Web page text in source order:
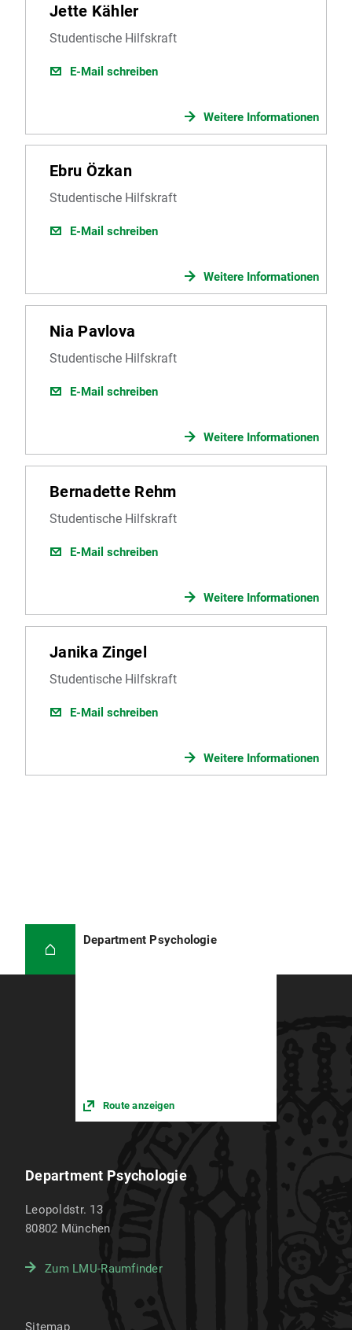
Jette Kähler
Studentische Hilfskraft
E-Mail schreiben
Weitere Informationen
Ebru Özkan
Studentische Hilfskraft
E-Mail schreiben
Weitere Informationen
Nia Pavlova
Studentische Hilfskraft
E-Mail schreiben
Weitere Informationen
Bernadette Rehm
Studentische Hilfskraft
E-Mail schreiben
Weitere Informationen
Janika Zingel
Studentische Hilfskraft
E-Mail schreiben
Weitere Informationen
Department Psychologie
Route anzeigen
Department Psychologie
Leopoldstr. 13
80802 München
Zum LMU-Raumfinder
Sitemap